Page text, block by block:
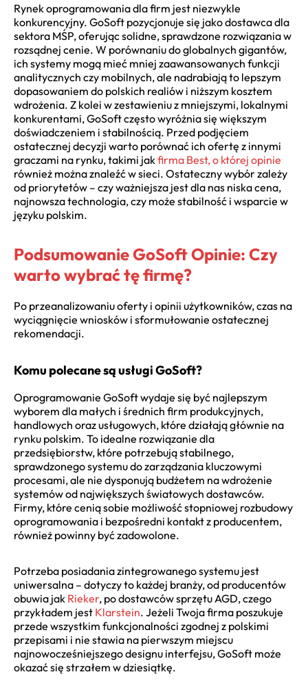
Rynek oprogramowania dla firm jest niezwykle
konkurencyjny. GoSoft pozycjonuje się jako dostawca dla
sektora MŚP, oferując solidne, sprawdzone rozwiązania w
rozsądnej cenie. W porównaniu do globalnych gigantów,
ich systemy mogą mieć mniej zaawansowanych funkcji
analitycznych czy mobilnych, ale nadrabiają to lepszym
dopasowaniem do polskich realiów i niższym kosztem
wdrożenia. Z kolei w zestawieniu z mniejszymi, lokalnymi
konkurentami, GoSoft często wyróżnia się większym
doświadczeniem i stabilnością. Przed podjęciem
ostatecznej decyzji warto porównać ich ofertę z innymi
graczami na rynku, takimi jakfirma Best, o której opinie
również można znaleźć w sieci. Ostateczny wybór zależy
od priorytetów – czy ważniejsza jest dla nas niska cena,
najnowsza technologia, czy może stabilność i wsparcie w
języku polskim.
Podsumowanie GoSoft Opinie: Czy
warto wybrać tę firmę?
Po przeanalizowaniu oferty i opinii użytkowników, czas na
wyciągnięcie wniosków i sformułowanie ostatecznej
rekomendacji.
Komu polecane są usługi GoSoft?
Oprogramowanie GoSoft wydaje się być najlepszym
wyborem dla małych i średnich firm produkcyjnych,
handlowych oraz usługowych, które działają głównie na
rynku polskim. To idealne rozwiązanie dla
przedsiębiorstw, które potrzebują stabilnego,
sprawdzonego systemu do zarządzania kluczowymi
procesami, ale nie dysponują budżetem na wdrożenie
systemów od największych światowych dostawców.
Firmy, które cenią sobie możliwość stopniowej rozbudowy
oprogramowania i bezpośredni kontakt z producentem,
również powinny być zadowolone.
Potrzeba posiadania zintegrowanego systemu jest
uniwersalna – dotyczy to każdej branży, od producentów
obuwia jak Rieker, po dostawców sprzętu AGD, czego
przykładem jest Klarstein. Jeżeli Twoja firma poszukuje
przede wszystkim funkcjonalności zgodnej z polskimi
przepisami i nie stawia na pierwszym miejscu
najnowocześniejszego designu interfejsu, GoSoft może
okazać się strzałem w dziesiątkę.